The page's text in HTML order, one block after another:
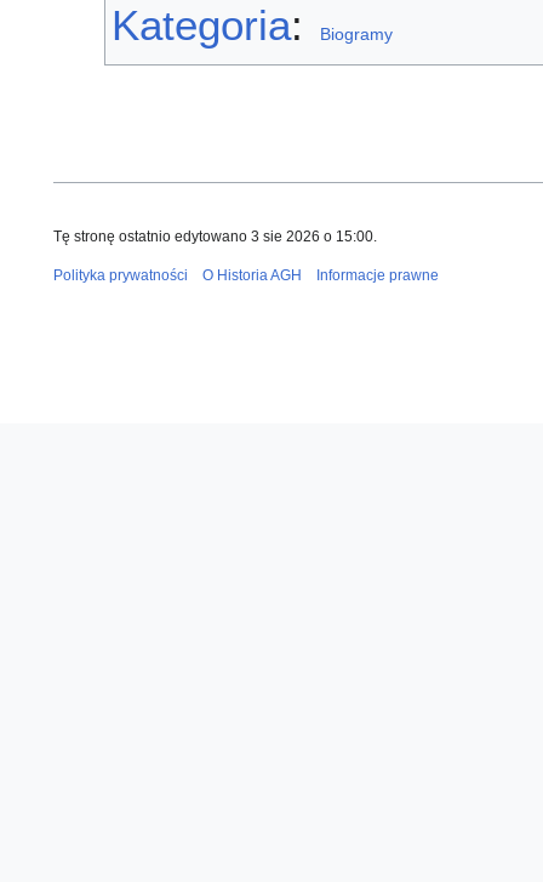
Kategoria: Biogramy
Tę stronę ostatnio edytowano 3 sie 2026 o 15:00.
Polityka prywatności O Historia AGH Informacje prawne